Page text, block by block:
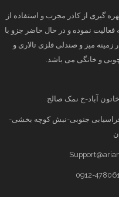
آریان صنعت در سال 1376 با بهره گیری از کادر مجرب و استفاده از
نموده و در حال حاضر جزو با
زمینه میز و صندلی فلزی تالاری و
و خانگی می باشد.
آباد-خ نمک صالح
جنوبی-نبش کوچه بخشی-
0912-